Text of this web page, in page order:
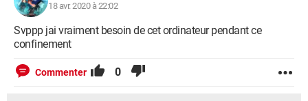
18 avr. 2020 à 22:02
Svppp jai vraiment besoin de cet ordinateur pendant ce
confinement
Commenter 0